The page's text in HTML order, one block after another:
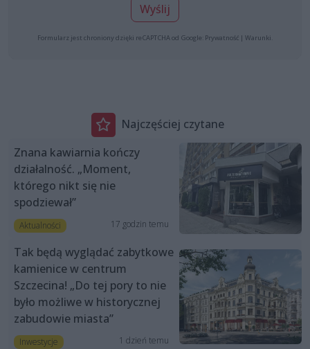
Wyślij
Formularz jest chroniony dzięki reCAPTCHA od Google: Prywatność | Warunki
Najczęściej czytane
Znana kawiarnia kończy
działalność. „Moment,
którego nikt się nie
spodziewał”
Aktualności 17 godzin temu
Tak będą wyglądać zabytkowe
kamienice w centrum
Szczecina! „Do tej pory to nie
było możliwe w historycznej
zabudowie miasta”
Inwestycje 1 dzień temu